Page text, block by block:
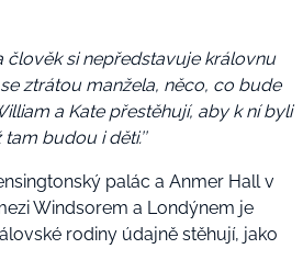
člověk si nepředstavuje královnu
ztrátou manžela, něco, co bude
a Kate přestěhují, aby k ní byli
budou i děti.’’
palác a Anmer Hall v
Windsorem a Londýnem je
rodiny údajně stěhují, jako